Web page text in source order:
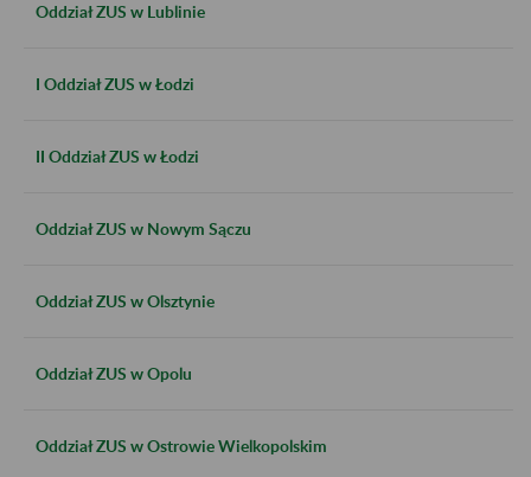
Oddział ZUS w Lublinie
I Oddział ZUS w Łodzi
II Oddział ZUS w Łodzi
Oddział ZUS w Nowym Sączu
Oddział ZUS w Olsztynie
Oddział ZUS w Opolu
Oddział ZUS w Ostrowie Wielkopolskim